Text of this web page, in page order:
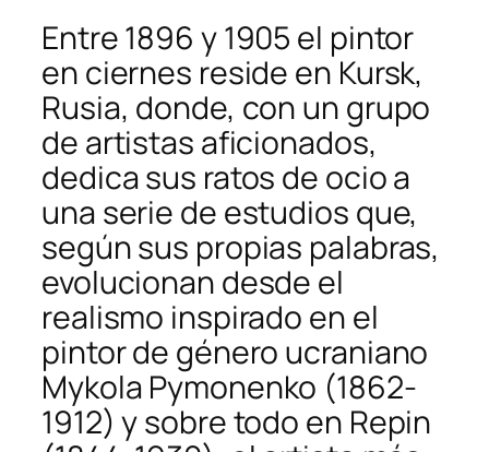
Entre 1896 y 1905 el pintor
en ciernes reside en Kursk,
Rusia, donde, con un grupo
de artistas aficionados,
dedica sus ratos de ocio a
una serie de estudios que,
según sus propias palabras,
evolucionan desde el
realismo inspirado en el
pintor de género ucraniano
Mykola Pymonenko (1862-
1912) y sobre todo en Repin